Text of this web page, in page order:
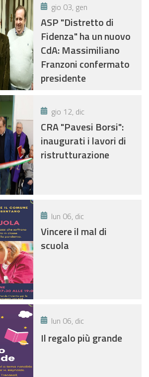
gio 03, gen
ASP "Distretto di
Fidenza" ha un nuovo
CdA: Massimiliano
Franzoni confermato
presidente
gio 12, dic
CRA "Pavesi Borsi":
inaugurati i lavori di
ristrutturazione
lun 06, dic
Vincere il mal di
scuola
lun 06, dic
Il regalo più grande